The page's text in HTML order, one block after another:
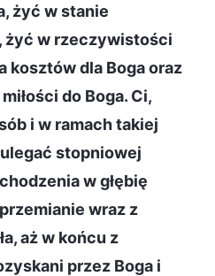
żyć w stanie
żyć w rzeczywistości
kosztów dla Boga oraz
do Boga. Ci,
i w ramach takiej
stopniowej
w głębię
wraz z
aż w końcu z
przez Boga i